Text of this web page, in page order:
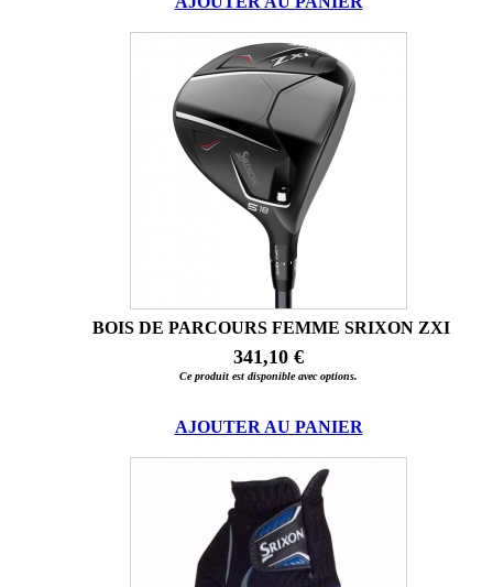
BOIS DE PARCOURS FEMME SRIXON ZXI
341,10 €
Ce produit est disponible avec options.
AJOUTER AU PANIER